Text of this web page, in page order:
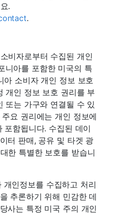
.
.
비자로부터 수집된 개인
니아를 포함한 미국의 특
아 소비자 개인 정보 보호
개인 정보 보호 권리를 부
또는 가구와 연결될 수 있
요 권리에는 개인 정보에
포함됩니다. 수집된 데이
터 판매, 공유 및 타겟 광
한 특별한 보호를 받습니
인정보를 수집하고 처리
추론하기 위해 민감한 데
사는 특정 미국 주의 개인